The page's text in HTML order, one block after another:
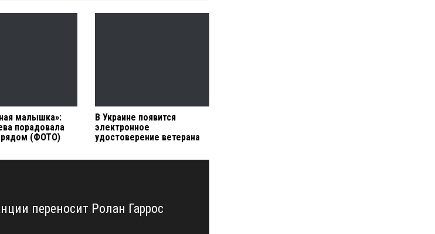
малышка»:
порадовала
(ФОТО)
В Украине появится
электронное
удостоверение ветерана
переносит Ролан Гаррос